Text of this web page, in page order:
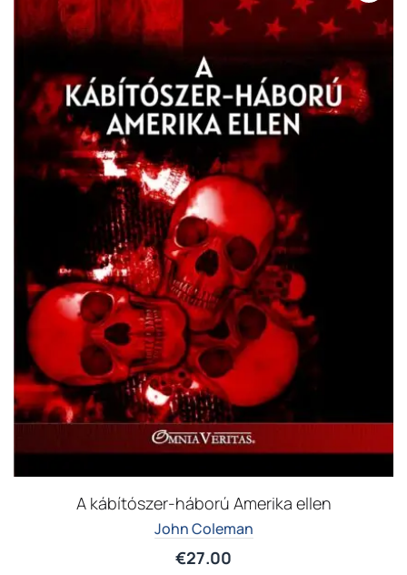
A kábítószer-háború Amerika ellen
John Coleman
€27.00